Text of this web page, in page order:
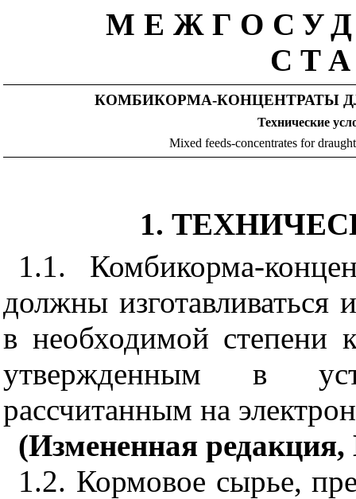
КОМБИКОРМА-КОНЦЕНТРАТЫ
Технические
Mixed feeds-concentrates for
1.
1.1. Комбикорма-
должны изготавливаться
в необходимой степени
утвержденным в
рассчитанным на
(Измененная
1.2. Кормовое сырье,